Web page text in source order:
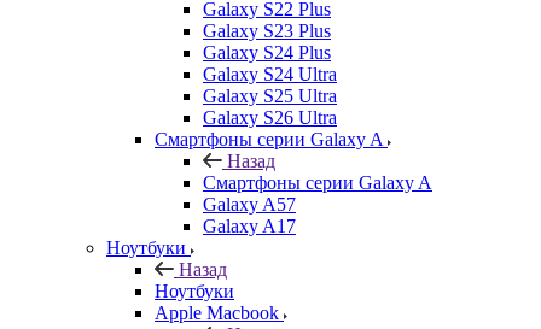
Galaxy S22 Plus
Galaxy S23 Plus
Galaxy S24 Plus
Galaxy S24 Ultra
Galaxy S25 Ultra
Galaxy S26 Ultra
Смартфоны серии Galaxy A
Назад
Смартфоны серии Galaxy A
Galaxy A57
Galaxy A17
Ноутбуки
Назад
Ноутбуки
Apple Macbook